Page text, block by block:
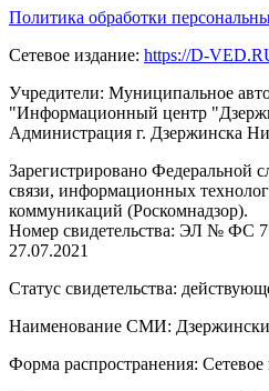
Политика обработки
Сетевое издание: https://D-
Учредители: Муниципальное
"Информационный центр
Администрация г. Дзержинска
Зарегистрировано Федеральной
связи, информационных
коммуникаций (Роскомнадзор).
Номер свидетельства: ЭЛ № ФС
27.07.2021
Статус свидетельства:
Наименование СМИ:
Форма распространения: Сетевое